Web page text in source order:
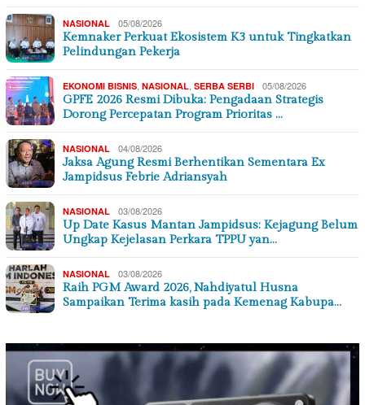
NASIONAL 05/08/2026
Kemnaker Perkuat Ekosistem K3 untuk Tingkatkan
Pelindungan Pekerja
EKONOMI BISNIS NASIONAL SERBA SERBI 05/08/2026
GPFE 2026 Resmi Dibuka: Pengadaan Strategis
Dorong Percepatan Program Prioritas …
NASIONAL 04/08/2026
Jaksa Agung Resmi Berhentikan Sementara Ex
Jampidsus Febrie Adriansyah
NASIONAL 03/08/2026
Up Date Kasus Mantan Jampidsus: Kejagung Belum
Ungkap Kejelasan Perkara TPPU yan…
NASIONAL 03/08/2026
Raih PGM Award 2026, Nahdiyatul Husna
Sampaikan Terima kasih pada Kemenag Kabupa…